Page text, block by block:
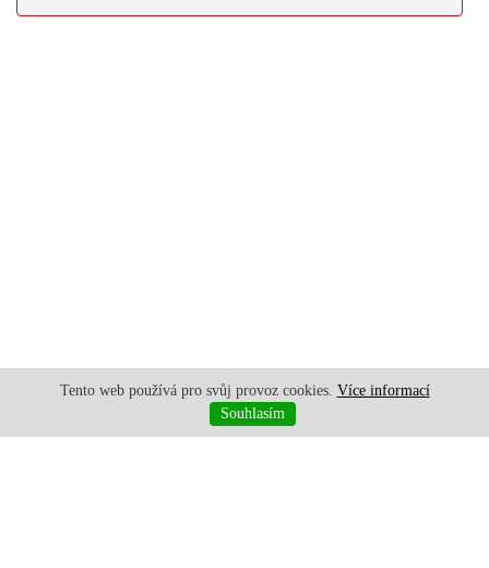
Tento web používá pro svůj provoz cookies. Více informací
Souhlasím